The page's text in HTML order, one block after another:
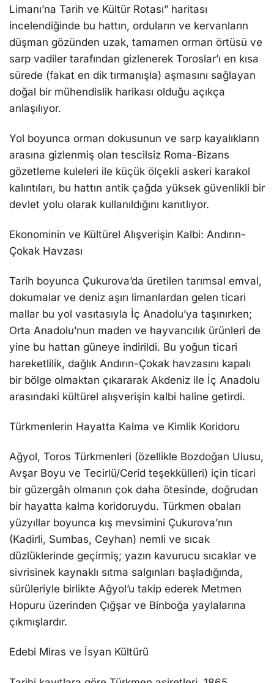
Limanı’na Tarih ve Kültür Rotası” haritası
incelendiğinde bu hattın, orduların ve kervanların
düşman gözünden uzak, tamamen orman örtüsü ve
sarp vadiler tarafından gizlenerek Toroslar’ı en kısa
sürede (fakat en dik tırmanışla) aşmasını sağlayan
doğal bir mühendislik harikası olduğu açıkça
anlaşılıyor.
Yol boyunca orman dokusunun ve sarp kayalıkların
arasına gizlenmiş olan tescilsiz Roma-Bizans
gözetleme kuleleri ile küçük ölçekli askeri karakol
kalıntıları, bu hattın antik çağda yüksek güvenlikli bir
devlet yolu olarak kullanıldığını kanıtlıyor.
Ekonominin ve Kültürel Alışverişin Kalbi: Andırın-
Çokak Havzası
Tarih boyunca Çukurova’da üretilen tarımsal emval,
dokumalar ve deniz aşırı limanlardan gelen ticari
mallar bu yol vasıtasıyla İç Anadolu’ya taşınırken;
Orta Anadolu’nun maden ve hayvancılık ürünleri de
yine bu hattan güneye indirildi. Bu yoğun ticari
hareketlilik, dağlık Andırın-Çokak havzasını kapalı
bir bölge olmaktan çıkararak Akdeniz ile İç Anadolu
arasındaki kültürel alışverişin kalbi haline getirdi.
Türkmenlerin Hayatta Kalma ve Kimlik Koridoru
Ağyol, Toros Türkmenleri (özellikle Bozdoğan Ulusu,
Avşar Boyu ve Tecirlü/Cerid teşekkülleri) için ticari
bir güzergâh olmanın çok daha ötesinde, doğrudan
bir hayatta kalma koridoruydu. Türkmen obaları
yüzyıllar boyunca kış mevsimini Çukurova’nın
(Kadirli, Sumbas, Ceyhan) nemli ve sıcak
düzlüklerinde geçirmiş; yazın kavurucu sıcaklar ve
sivrisinek kaynaklı sıtma salgınları başladığında,
sürüleriyle birlikte Ağyol’u takip ederek Metmen
Hopuru üzerinden Çığşar ve Binboğa yaylalarına
çıkmışlardır.
Edebi Miras ve İsyan Kültürü